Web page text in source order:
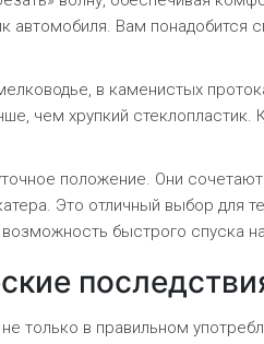
автомобиля. Вам понадобится
в каменистых
чем хрупкий стеклопластик.
положение. Они сочетают
Это отличный выбор для
быстрого спуска
только в правильном